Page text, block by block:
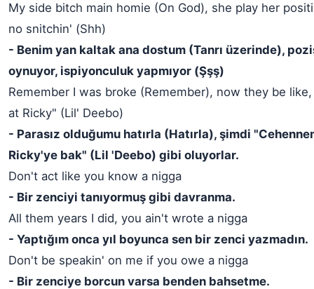
My side bitch main homie (On God), she play her
no snitchin' (Shh)
- Benim yan kaltak ana dostum (Tanrı üzerinde),
oynuyor, ispiyonculuk yapmıyor (Şşş)
Remember I was broke (Remember), now they be
at Ricky" (Lil' Deebo)
- Parasız olduğumu hatırla (Hatırla), şimdi
Ricky'ye bak" (Lil 'Deebo) gibi oluyorlar.
Don't act like you know a nigga
- Bir zenciyi tanıyormuş gibi davranma.
All them years I did, you ain't wrote a nigga
- Yaptığım onca yıl boyunca sen bir zenci yazmadın.
Don't be speakin' on me if you owe a nigga
- Bir zenciye borcun varsa benden bahsetme.